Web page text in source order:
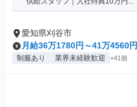
愛知県刈谷市
月給36万1780円～41万4560円
制服あり 業界未経験歓迎 +41個